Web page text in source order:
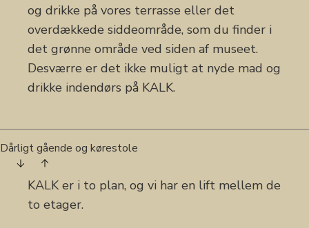
og drikke på vores terrasse eller det
overdækkede siddeområde, som du finder i
det grønne område ved siden af museet.
Desværre er det ikke muligt at nyde mad og
drikke indendørs på KALK.
Dårligt gående og kørestole
KALK er i to plan, og vi har en lift mellem de
to etager.